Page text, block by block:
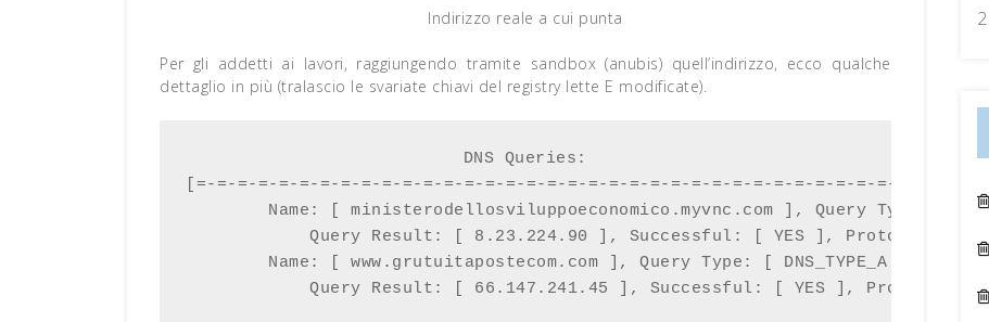
Indirizzo reale a cui punta
Per gli addetti ai lavori, raggiungendo tramite sandbox (anubis) quell’indirizzo, ecco qualche
dettaglio in più (tralascio le svariate chiavi del registry lette E modificate).
DNS Queries:
[=-=-=-=-=-=-=-=-=-=-=-=-=-=-=-=-=-=-=-=-=-=-=-=-=-=-=-=-=-=-=-=-=-=-=-=-=-=-
Name: [ ministerodellosviluppoeconomico.myvnc.com ], Query Type: [
Query Result: [ 8.23.224.90 ], Successful: [ YES ], Protocol: [
        Name: [ www.grutuitapostecom.com ], Query Type: [ DNS_TYPE_A ],
Query Result: [ 66.147.241.45 ], Successful: [ YES ], Protocol: [